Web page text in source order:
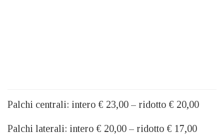
Palchi centrali: intero € 23,00 – ridotto € 20,00
Palchi laterali: intero € 20,00 – ridotto € 17,00